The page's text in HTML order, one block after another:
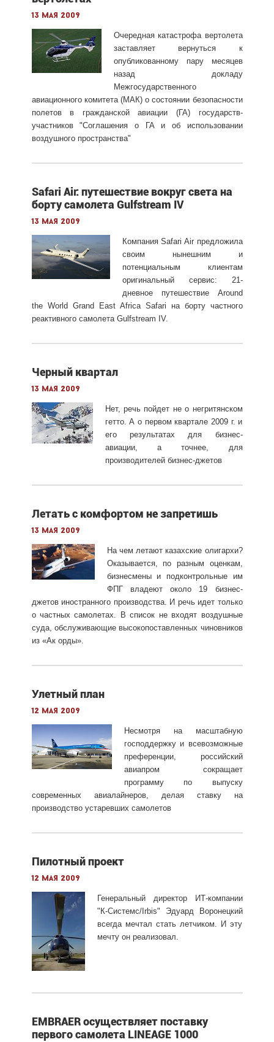
13 мая 2009
Очередная катастрофа вертолета
заставляет вернуться к
опубликованному пару месяцев
назад докладу
Межгосударственного
авиационного комитета (МАК) о состоянии безопасности
полетов в гражданской авиации (ГА) государств-
участников "Соглашения о ГА и об использовании
воздушного пространства"
Safari Air: путешествие вокруг света на
борту самолета Gulfstream IV
13 мая 2009
Компания Safari Air предложила
своим нынешним и
потенциальным клиентам
оригинальный сервис: 21-
дневное путешествие Around
the World Grand East Africa Safari на борту частного
реактивного самолета Gulfstream IV.
Черный квартал
13 мая 2009
Нет, речь пойдет не о негритянском
гетто. А о первом квартале 2009 г. и
его результатах для бизнес-
авиации, а точнее, для
производителей бизнес-джетов
Летать с комфортом не запретишь
13 мая 2009
На чем летают казахские олигархи?
Оказывается, по разным оценкам,
бизнесмены и подконтрольные им
ФПГ владеют около 19 бизнес-
джетов иностранного производства. И речь идет только
о частных самолетах. В список не входят воздушные
суда, обслуживающие высокопоставленных чиновников
из «Ак орды».
Улетный план
12 мая 2009
Несмотря на масштабную
господдержку и всевозможные
преференции, российский
авиапром сокращает
программу по выпуску
современных авиалайнеров, делая ставку на
производство устаревших самолетов
Пилотный проект
12 мая 2009
Генеральный директор ИТ-компании
"К-Системс/Irbis" Эдуард Воронецкий
всегда мечтал стать летчиком. И эту
мечту он реализовал.
EMBRAER осуществляет поставку
первого самолета LINEAGE 1000